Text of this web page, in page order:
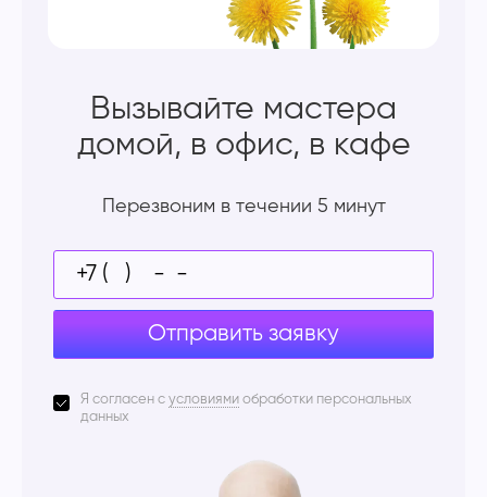
Вызывайте мастера
домой, в офис, в кафе
Перезвоним в течении 5 минут
Отправить заявку
Я согласен с условиями обработки персональных
данных